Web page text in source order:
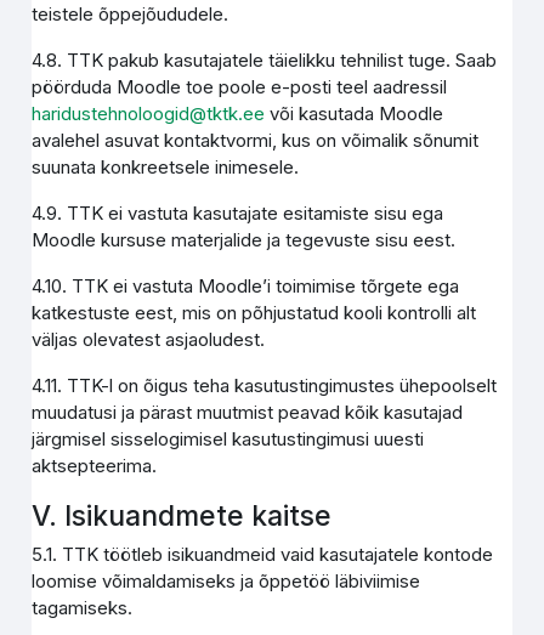
teistele õppejõududele.
4.8. TTK pakub kasutajatele täielikku tehnilist tuge. Saab
pöörduda Moodle toe poole e-posti teel aadressil
haridustehnoloogid@tktk.ee või kasutada Moodle
avalehel asuvat kontaktvormi, kus on võimalik sõnumit
suunata konkreetsele inimesele.
4.9. TTK ei vastuta kasutajate esitamiste sisu ega
Moodle kursuse materjalide ja tegevuste sisu eest.
4.10. TTK ei vastuta Moodle’i toimimise tõrgete ega
katkestuste eest, mis on põhjustatud kooli kontrolli alt
väljas olevatest asjaoludest.
4.11. TTK-l on õigus teha kasutustingimustes ühepoolselt
muudatusi ja pärast muutmist peavad kõik kasutajad
järgmisel sisselogimisel kasutustingimusi uuesti
aktsepteerima.
V. Isikuandmete kaitse
5.1. TTK töötleb isikuandmeid vaid kasutajatele kontode
loomise võimaldamiseks ja õppetöö läbiviimise
tagamiseks.